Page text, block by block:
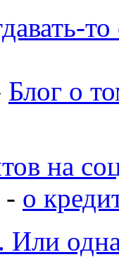
Блог о
на
- о
Или